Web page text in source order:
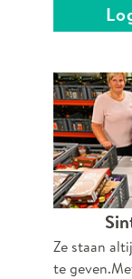
Ze staan
te